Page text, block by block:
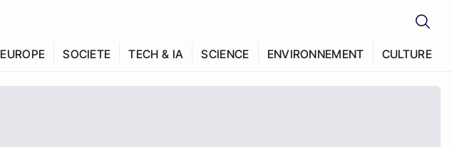
EUROPE SOCIETE TECH & IA SCIENCE ENVIRONNEMENT CULTURE